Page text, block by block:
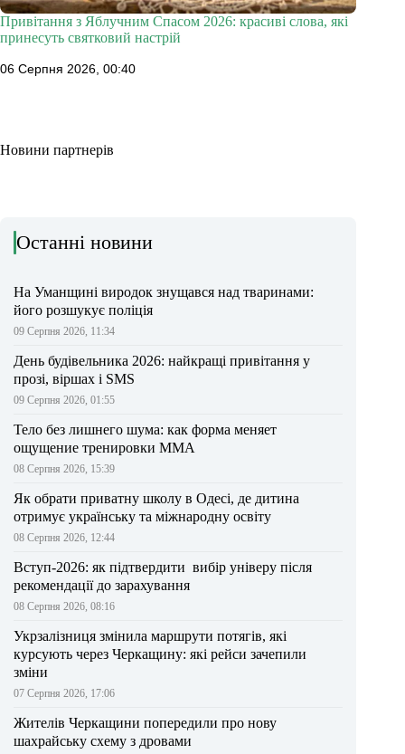
Привітання з Яблучним Спасом 2026: красиві слова, які
принесуть святковий настрій
06 Серпня 2026, 00:40
Новини партнерів
Останні новини
На Уманщині виродок знущався над тваринами:
його розшукує поліція
09 Серпня 2026, 11:34
День будівельника 2026: найкращі привітання у
прозі, віршах і SMS
09 Серпня 2026, 01:55
Тело без лишнего шума: как форма меняет
ощущение тренировки ММА
08 Серпня 2026, 15:39
Як обрати приватну школу в Одесі, де дитина
отримує українську та міжнародну освіту
08 Серпня 2026, 12:44
Вступ-2026: як підтвердити вибір універу після
рекомендації до зарахування
08 Серпня 2026, 08:16
Укрзалізниця змінила маршрути потягів, які
курсують через Черкащину: які рейси зачепили
зміни
07 Серпня 2026, 17:06
Жителів Черкащини попередили про нову
шахрайську схему з дровами